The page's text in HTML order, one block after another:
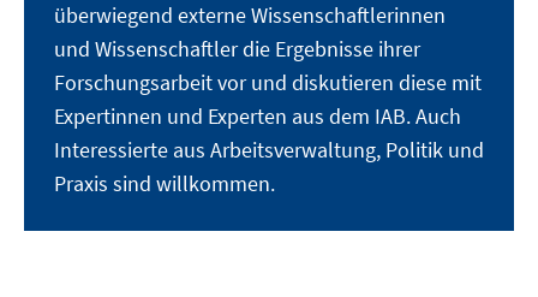
überwiegend externe Wissenschaftlerinnen
und Wissenschaftler die Ergebnisse ihrer
Forschungsarbeit vor und diskutieren diese mit
Expertinnen und Experten aus dem IAB. Auch
Interessierte aus Arbeitsverwaltung, Politik und
Praxis sind willkommen.